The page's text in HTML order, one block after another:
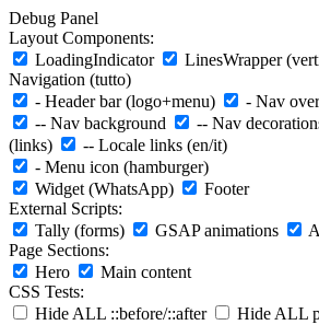
Debug Panel
Layout Components:
LoadingIndicator
LinesWrapper
Navigation (tutto)
- Header bar (logo+menu)
- Nav
-- Nav background
-- Nav
(links)
-- Locale links (en/it)
- Menu icon (hamburger)
Widget (WhatsApp)
Footer
External Scripts:
Tally (forms)
GSAP animations
Page Sections:
Hero
Main content
CSS Tests:
Hide ALL ::before/::after
Hide ALL